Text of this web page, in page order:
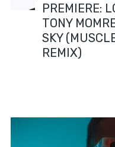
PREMIERE:
TONY
SKY
REMIX)